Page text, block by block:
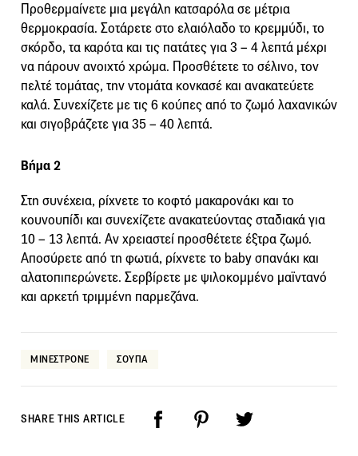
Προθερμαίνετε μια μεγάλη κατσαρόλα σε μέτρια
θερμοκρασία. Σοτάρετε στο ελαιόλαδο το κρεμμύδι, το
σκόρδο, τα καρότα και τις πατάτες για 3 – 4 λεπτά μέχρι
να πάρουν ανοιχτό χρώμα. Προσθέτετε το σέλινο, τον
πελτέ τομάτας, την ντομάτα κονκασέ και ανακατεύετε
καλά. Συνεχίζετε με τις 6 κούπες από το ζωμό λαχανικών
και σιγοβράζετε για 35 – 40 λεπτά.
Βήμα 2
Στη συνέχεια, ρίχνετε το κοφτό μακαρονάκι και το
κουνουπίδι και συνεχίζετε ανακατεύοντας σταδιακά για
10 – 13 λεπτά. Αν χρειαστεί προσθέτετε έξτρα ζωμό.
Αποσύρετε από τη φωτιά, ρίχνετε το baby σπανάκι και
αλατοπιπερώνετε. Σερβίρετε με ψιλοκομμένο μαϊντανό
και αρκετή τριμμένη παρμεζάνα.
ΜΙΝΕΣΤΡΟΝΕ ΣΟΥΠΑ
SHARE THIS ARTICLE